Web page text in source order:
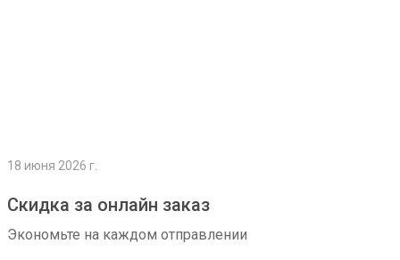
18 июня 2026 г.
Скидка за онлайн заказ
Экономьте на каждом отправлении